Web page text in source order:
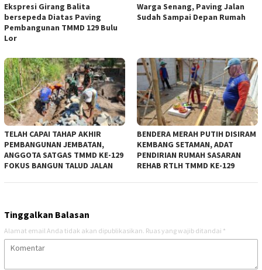
Ekspresi Girang Balita
bersepeda Diatas Paving
Pembangunan TMMD 129 Bulu
Lor
Warga Senang, Paving Jalan
Sudah Sampai Depan Rumah
TELAH CAPAI TAHAP AKHIR
PEMBANGUNAN JEMBATAN,
ANGGOTA SATGAS TMMD KE-129
FOKUS BANGUN TALUD JALAN
BENDERA MERAH PUTIH DISIRAM
KEMBANG SETAMAN, ADAT
PENDIRIAN RUMAH SASARAN
REHAB RTLH TMMD KE-129
Tinggalkan Balasan
Alamat email Anda tidak akan dipublikasikan. Ruas yang wajib ditandai *